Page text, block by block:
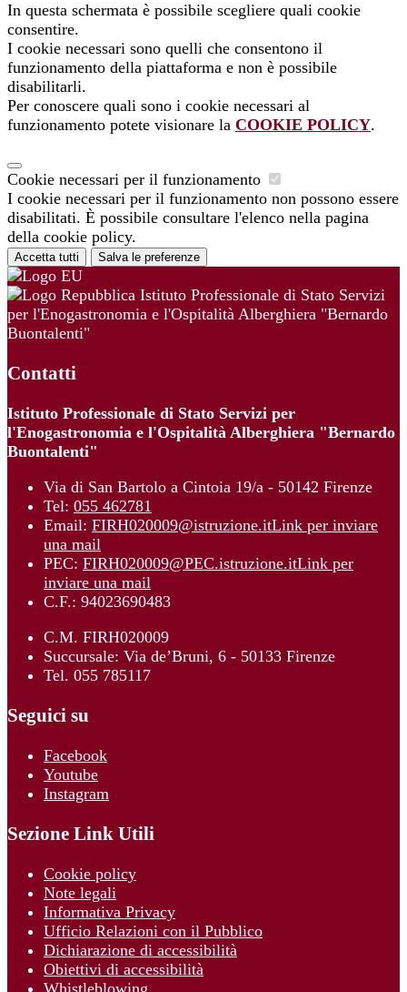
In questa schermata è possibile scegliere quali cookie
consentire.
I cookie necessari sono quelli che consentono il
funzionamento della piattaforma e non è possibile
disabilitarli.
Per conoscere quali sono i cookie necessari al
funzionamento potete visionare la COOKIE POLICY.
Cookie necessari per il funzionamento
I cookie necessari per il funzionamento non possono essere
disabilitati. È possibile consultare l'elenco nella pagina
della cookie policy.
Accetta tutti Salva le preferenze
Istituto Professionale di Stato Servizi
per l'Enogastronomia e l'Ospitalità Alberghiera "Bernardo
Buontalenti"
Contatti
Istituto Professionale di Stato Servizi per
l'Enogastronomia e l'Ospitalità Alberghiera "Bernardo
Buontalenti"
Via di San Bartolo a Cintoia 19/a - 50142 Firenze
Tel: 055 462781
Email: FIRH020009@istruzione.itLink per inviare
una mail
PEC: FIRH020009@PEC.istruzione.itLink per
inviare una mail
C.F.: 94023690483
C.M. FIRH020009
Succursale: Via de’Bruni, 6 - 50133 Firenze
Tel. 055 785117
Seguici su
Facebook
Youtube
Instagram
Sezione Link Utili
Cookie policy
Note legali
Informativa Privacy
Ufficio Relazioni con il Pubblico
Dichiarazione di accessibilità
Obiettivi di accessibilità